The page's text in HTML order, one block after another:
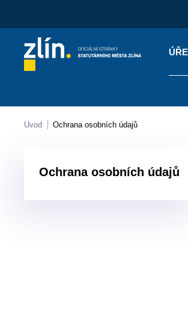
Kontakty
Úvod Ochrana osobních údajů
Ochrana osobních údajů